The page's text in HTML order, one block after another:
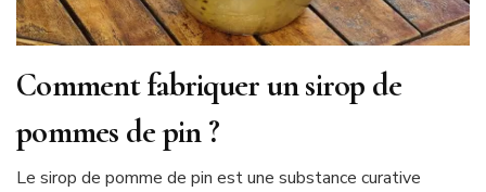
Comment fabriquer un sirop de
pommes de pin ?
Le sirop de pomme de pin est une substance curative